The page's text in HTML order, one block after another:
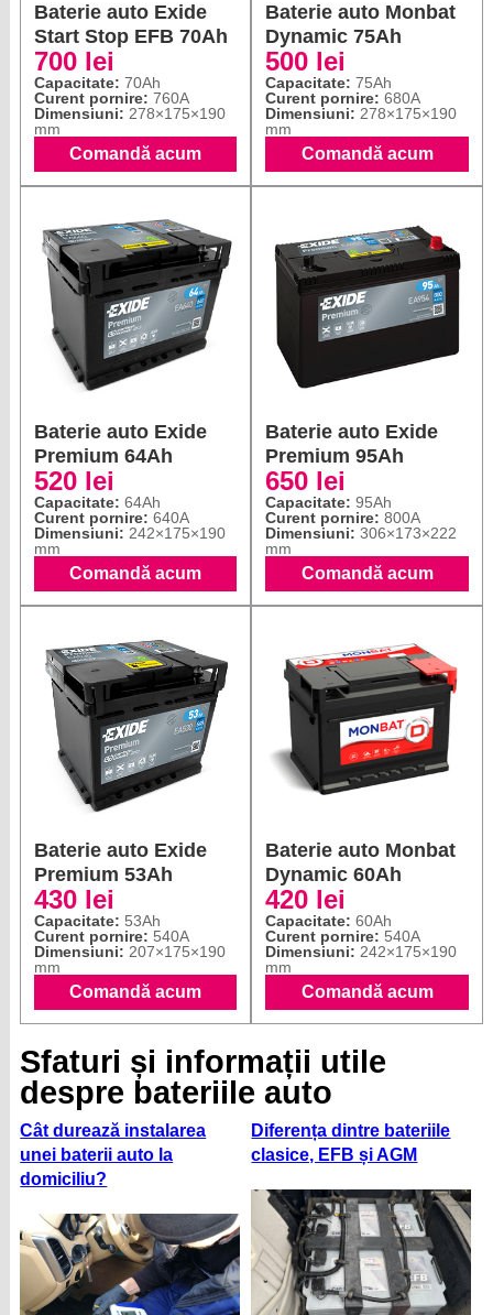
Baterie auto Exide
Start Stop EFB 70Ah
700 lei
Capacitate: 70Ah
Curent pornire: 760A
Dimensiuni: 278×175×190
mm
Comandă acum
Baterie auto Monbat
Dynamic 75Ah
500 lei
Capacitate: 75Ah
Curent pornire: 680A
Dimensiuni: 278×175×190
mm
Comandă acum
Baterie auto Exide
Premium 64Ah
520 lei
Capacitate: 64Ah
Curent pornire: 640A
Dimensiuni: 242×175×190
mm
Comandă acum
Baterie auto Exide
Premium 95Ah
650 lei
Capacitate: 95Ah
Curent pornire: 800A
Dimensiuni: 306×173×222
mm
Comandă acum
Baterie auto Exide
Premium 53Ah
430 lei
Capacitate: 53Ah
Curent pornire: 540A
Dimensiuni: 207×175×190
mm
Comandă acum
Baterie auto Monbat
Dynamic 60Ah
420 lei
Capacitate: 60Ah
Curent pornire: 540A
Dimensiuni: 242×175×190
mm
Comandă acum
Sfaturi și informații utile
despre bateriile auto
Cât durează instalarea
unei baterii auto la
domiciliu?
Diferența dintre bateriile
clasice, EFB și AGM